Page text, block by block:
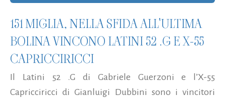
151 MIGLIA, NELLA SFIDA ALL'ULTIMA
BOLINA VINCONO LATINI 52 .G E X-55
CAPRICCIRICCI
Il Latini 52 .G di Gabriele Guerzoni e l’X-55
Capricciricci di Gianluigi Dubbini sono i vincitori